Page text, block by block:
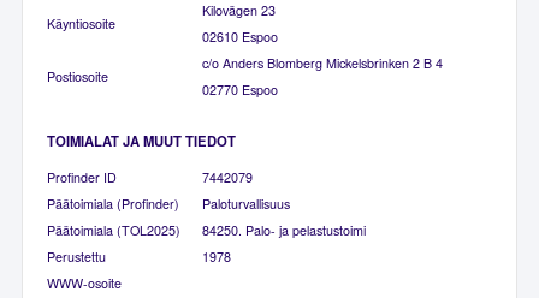
Käyntiosoite
Kilovägen 23
02610 Espoo
Postiosoite
c/o Anders Blomberg Mickelsbrinken 2 B 4
02770 Espoo
TOIMIALAT JA MUUT TIEDOT
Profinder ID
7442079
Päätoimiala (Profinder)
Paloturvallisuus
Päätoimiala (TOL2025)
84250. Palo- ja pelastustoimi
Perustettu
1978
WWW-osoite